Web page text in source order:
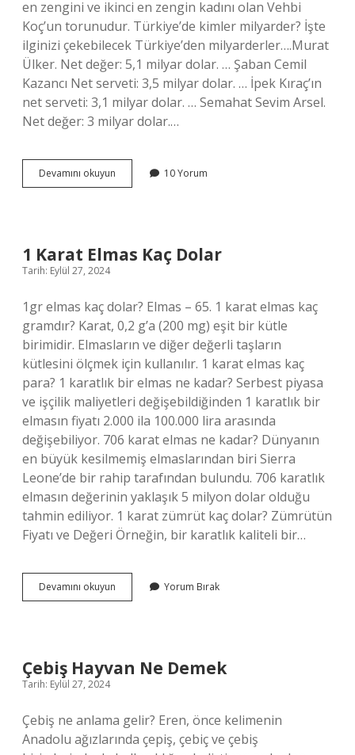
en zengini ve ikinci en zengin kadını olan Vehbi
Koç’un torunudur. Türkiye’de kimler milyarder? İşte
ilginizi çekebilecek Türkiye’den milyarderler….Murat
Ülker. Net değer: 5,1 milyar dolar. … Şaban Cemil
Kazancı Net serveti: 3,5 milyar dolar. … İpek Kıraç’ın
net serveti: 3,1 milyar dolar. … Semahat Sevim Arsel.
Net değer: 3 milyar dolar.…
Devamını okuyun Türkiyenin
En
10 Yorum
1 Karat Elmas Kaç Dolar
Tarih: Eylül 27, 2024
1gr elmas kaç dolar? Elmas – 65. 1 karat elmas kaç
gramdır? Karat, 0,2 g’a (200 mg) eşit bir kütle
birimidir. Elmasların ve diğer değerli taşların
kütlesini ölçmek için kullanılır. 1 karat elmas kaç
para? 1 karatlık bir elmas ne kadar? Serbest piyasa
ve işçilik maliyetleri değişebildiğinden 1 karatlık bir
elmasın fiyatı 2.000 ila 100.000 lira arasında
değişebiliyor. 706 karat elmas ne kadar? Dünyanın
en büyük kesilmemiş elmaslarından biri Sierra
Leone’de bir rahip tarafından bulundu. 706 karatlık
elmasın değerinin yaklaşık 5 milyon dolar olduğu
tahmin ediliyor. 1 karat zümrüt kaç dolar? Zümrütün
Fiyatı ve Değeri Örneğin, bir karatlık kaliteli bir…
Devamını okuyun
Karat
Yorum Bırak
Çebiş Hayvan Ne Demek
Tarih: Eylül 27, 2024
Çebiş ne anlama gelir? Eren, önce kelimenin
Anadolu ağızlarında çepiş, çebiç ve çebiş